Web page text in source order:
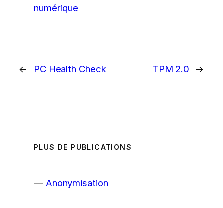
numérique
← PC Health Check TPM 2.0 →
PLUS DE PUBLICATIONS
Anonymisation